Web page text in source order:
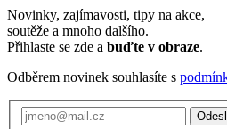
Novinky, zajímavosti, tipy na akce,
soutěže a mnoho dalšího.
Přihlaste se zde a buďte v obraze.
Odběrem novinek souhlasíte s